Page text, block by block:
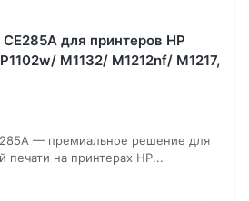
для принтеров HP
M1132/ M1212nf/ М1217,
— премиальное решение для
печати на принтерах HP...